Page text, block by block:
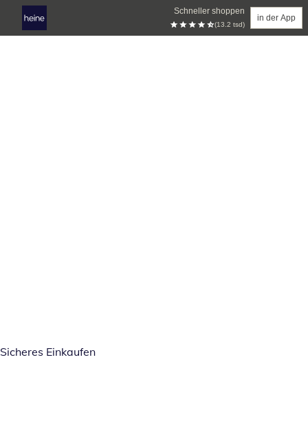
Schneller shoppen
(13.2 tsd)
in der App
Sicheres Einkaufen